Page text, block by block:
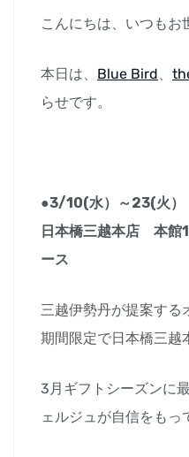
こんにちは、いつもお
本日は、 Blue Bird
らせです。
●3/10(水）～23(火）
日本橋三越本店 本館
ース
三越伊勢丹が提案する
期間限定で日本橋三越
3月ギフトシーズンに
ェルジュが自信をもっ